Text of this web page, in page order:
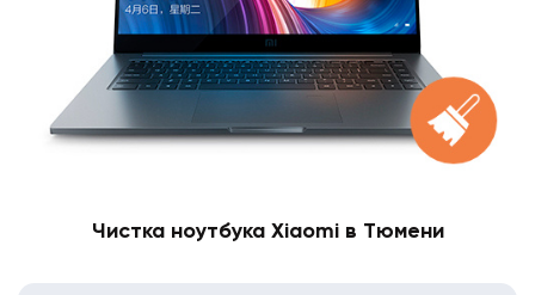
Чистка ноутбука Xiaomi в Тюмени